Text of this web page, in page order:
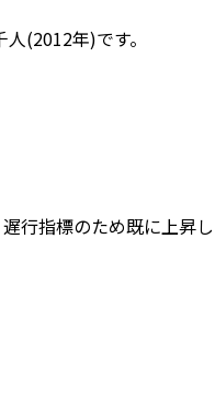
(2012年)です。
指標のため既に上昇し